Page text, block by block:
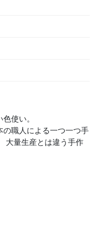
使い。
の職人による一つ一つ手
大量生産とは違う手作